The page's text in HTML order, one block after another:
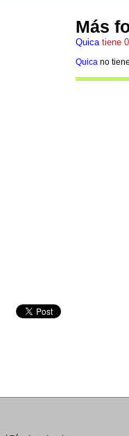
Más
Quicatiene 0
Quicano